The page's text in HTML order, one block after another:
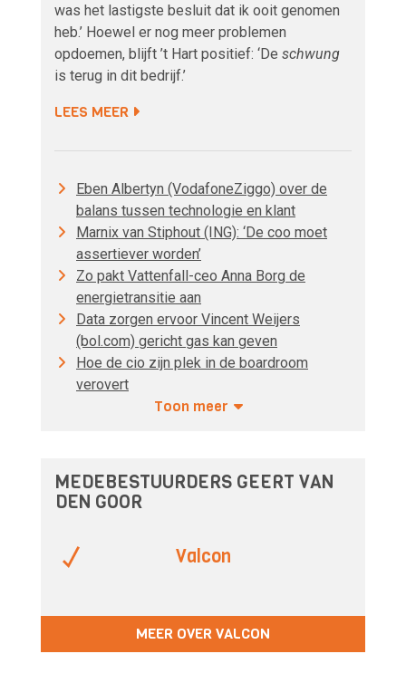
was het lastigste besluit dat ik ooit genomen
heb.’ Hoewel er nog meer problemen
opdoemen, blijft ’t Hart positief: ‘De schwung
is terug in dit bedrijf.’
LEES MEER
Eben Albertyn (VodafoneZiggo) over de
balans tussen technologie en klant
Marnix van Stiphout (ING): ‘De coo moet
assertiever worden’
Zo pakt Vattenfall-ceo Anna Borg de
energietransitie aan
Data zorgen ervoor Vincent Weijers
(bol.com) gericht gas kan geven
Hoe de cio zijn plek in de boardroom
verovert
Toon meer
MEDEBESTUURDERS GEERT VAN
DEN GOOR
Valcon
MEER OVER VALCON